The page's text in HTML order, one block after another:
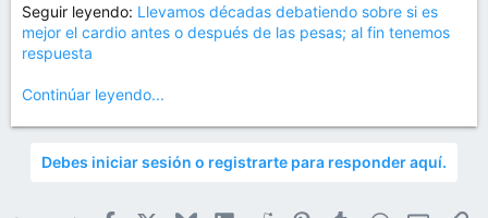
Seguir leyendo: Llevamos décadas debatiendo sobre si es
mejor el cardio antes o después de las pesas; al fin tenemos
respuesta
Continúar leyendo...
Debes iniciar sesión o registrarte para responder aquí.